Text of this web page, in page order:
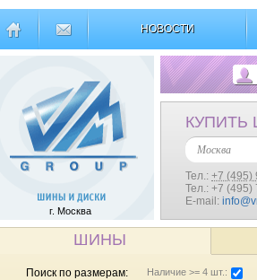
НОВОСТИ
г. Москва
КУПИТЬ
Москва
Тел.: +7 (495)
Тел.: +7 (495)
E-mail:
ШИНЫ
Поиск по размерам: Наличие >= 4 шт.: